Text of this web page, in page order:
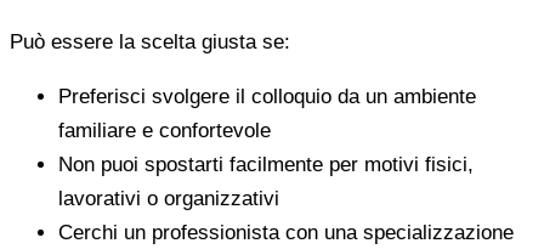
Può essere la scelta giusta se:
Preferisci svolgere il colloquio da un ambiente
familiare e confortevole
Non puoi spostarti facilmente per motivi fisici,
lavorativi o organizzativi
Cerchi un professionista con una specializzazione